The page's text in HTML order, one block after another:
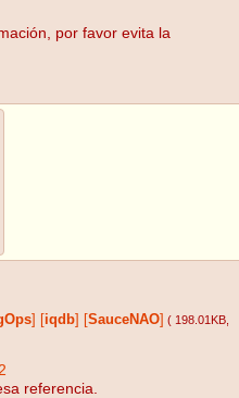
por favor evita la
iqdb SauceNAO ( 198.01KB
referencia.